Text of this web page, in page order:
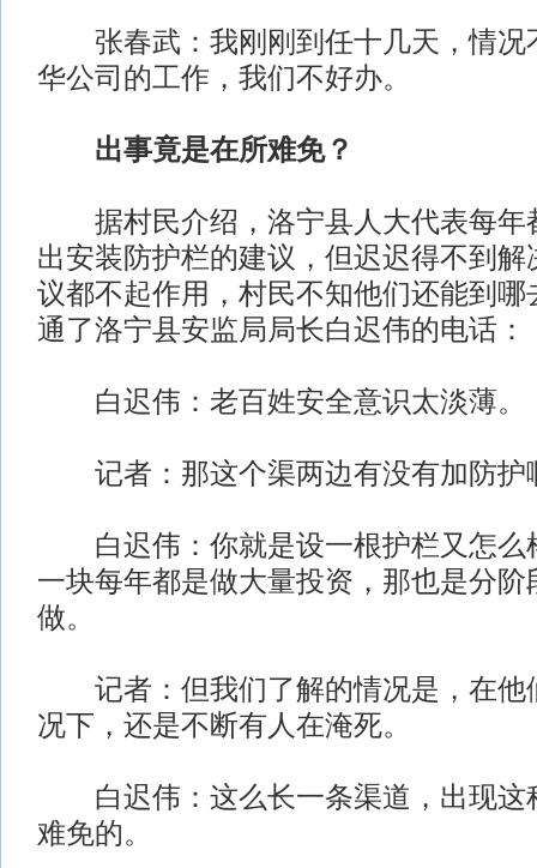
张春武：我刚刚到任十几天，情况
华公司的工作，我们不好办。
出事竟是在所难免？
据村民介绍，洛宁县人大代表每年
出安装防护栏的建议，但迟迟得不到解
议都不起作用，村民不知他们还能到哪
通了洛宁县安监局局长白迟伟的电话：
白迟伟：老百姓安全意识太淡薄。
记者：那这个渠两边有没有加防护
白迟伟：你就是设一根护栏又怎么
一块每年都是做大量投资，那也是分阶
做。
记者：但我们了解的情况是，在他
况下，还是不断有人在淹死。
白迟伟：这么长一条渠道，出现这
难免的。